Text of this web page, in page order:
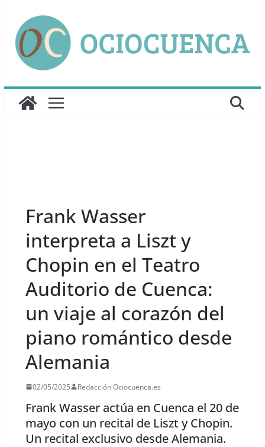
contenido
Frank Wasser
interpreta a Liszt y
Chopin en el Teatro
Auditorio de Cuenca:
un viaje al corazón del
piano romántico desde
Alemania
02/05/2025 Redacción Ociocuenca.es
Frank Wasser actúa en Cuenca el 20 de
mayo con un recital de Liszt y Chopin.
Un recital exclusivo desde Alemania.